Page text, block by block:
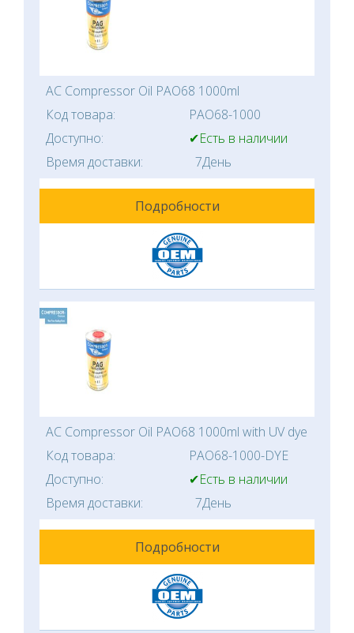
AC Compressor Oil PAO68 1000ml
Код товара:
PAO68-1000
Доступно:
✔Есть в наличии
Время доставки:
7День
Подробности
AC Compressor Oil PAO68 1000ml with UV dye
Код товара:
PAO68-1000-DYE
Доступно:
✔Есть в наличии
Время доставки:
7День
Подробности